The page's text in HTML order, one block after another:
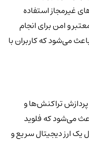
غیرمجاز استفاده
و امن برای انجام
می‌شود که کاربران با
تراکنش‌ها و
می‌شود که فلوید
یک ارز دیجیتال سریع و